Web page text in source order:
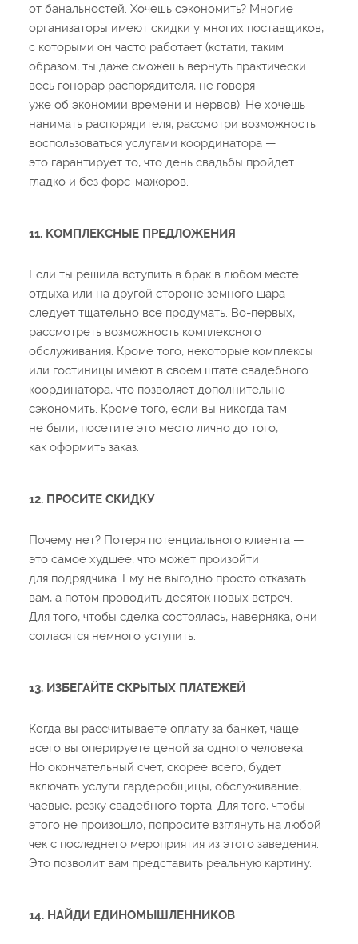
от банальностей. Хочешь сэкономить? Многие
организаторы имеют скидки у многих поставщиков,
с которыми он часто работает (кстати, таким
образом, ты даже сможешь вернуть практически
весь гонорар распорядителя, не говоря
уже об экономии времени и нервов). Не хочешь
нанимать распорядителя, рассмотри возможность
воспользоваться услугами координатора —
это гарантирует то, что день свадьбы пройдет
гладко и без форс-мажоров.
11. КОМПЛЕКСНЫЕ ПРЕДЛОЖЕНИЯ
Если ты решила вступить в брак в любом месте
отдыха или на другой стороне земного шара
следует тщательно все продумать. Во-первых,
рассмотреть возможность комплексного
обслуживания. Кроме того, некоторые комплексы
или гостиницы имеют в своем штате свадебного
координатора, что позволяет дополнительно
сэкономить. Кроме того, если вы никогда там
не были, посетите это место лично до того,
как оформить заказ.
12. ПРОСИТЕ СКИДКУ
Почему нет? Потеря потенциального клиента —
это самое худшее, что может произойти
для подрядчика. Ему не выгодно просто отказать
вам, а потом проводить десяток новых встреч.
Для того, чтобы сделка состоялась, наверняка, они
согласятся немного уступить.
13. ИЗБЕГАЙТЕ СКРЫТЫХ ПЛАТЕЖЕЙ
Когда вы рассчитываете оплату за банкет, чаще
всего вы оперируете ценой за одного человека.
Но окончательный счет, скорее всего, будет
включать услуги гардеробщицы, обслуживание,
чаевые, резку свадебного торта. Для того, чтобы
этого не произошло, попросите взглянуть на любой
чек с последнего мероприятия из этого заведения.
Это позволит вам представить реальную картину.
14. НАЙДИ ЕДИНОМЫШЛЕННИКОВ